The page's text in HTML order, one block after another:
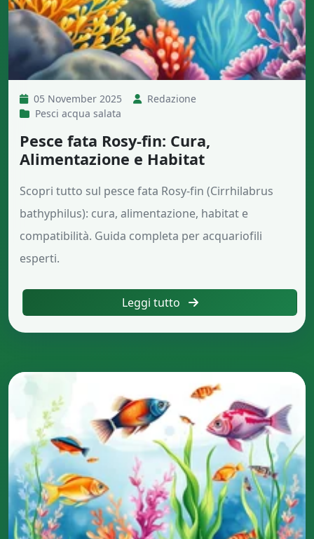
05 November 2025
Redazione
Pesci acqua salata
Pesce fata Rosy-fin: Cura,
Alimentazione e Habitat
Scopri tutto sul pesce fata Rosy-fin (Cirrhilabrus
bathyphilus): cura, alimentazione, habitat e
compatibilità. Guida completa per acquariofili
esperti.
Leggi tutto